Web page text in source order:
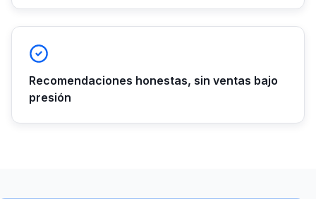
Recomendaciones honestas, sin ventas bajo
presión